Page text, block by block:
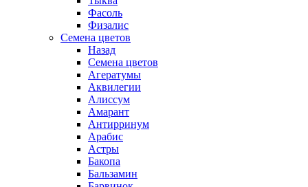
Фасоль
Физалис
Семена цветов
Назад
Семена цветов
Агератумы
Аквилегии
Алиссум
Амарант
Антирринум
Арабис
Астры
Бакопа
Бальзамин